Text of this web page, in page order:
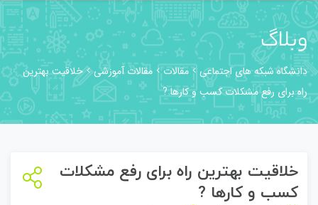
وبلاگ
دانشگاه شبکه های اجتماعی مقالات مقالات آموزشی
خلاقیت بهترین
راه برای رفع مشکلات کسب و کارها ?
خلاقیت بهترین راه برای رفع مشکلات
کسب و کارها ?